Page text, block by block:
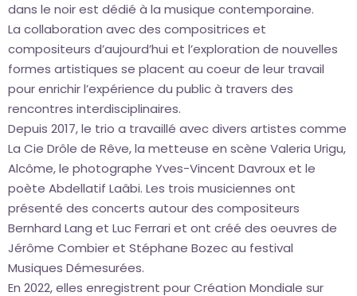
dans le noir est dédié à la musique contemporaine.
La collaboration avec des compositrices et
compositeurs d’aujourd’hui et l’exploration de nouvelles
formes artistiques se placent au coeur de leur travail
pour enrichir l’expérience du public à travers des
rencontres interdisciplinaires.
Depuis 2017, le trio a travaillé avec divers artistes comme
La Cie Drôle de Rêve, la metteuse en scène Valeria Urigu,
Alcôme, le photographe Yves-Vincent Davroux et le
poète Abdellatif Laâbi. Les trois musiciennes ont
présenté des concerts autour des compositeurs
Bernhard Lang et Luc Ferrari et ont créé des oeuvres de
Jérôme Combier et Stéphane Bozec au festival
Musiques Démesurées.
En 2022, elles enregistrent pour Création Mondiale sur